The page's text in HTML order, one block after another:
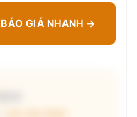
BÁO GIÁ NHANH →